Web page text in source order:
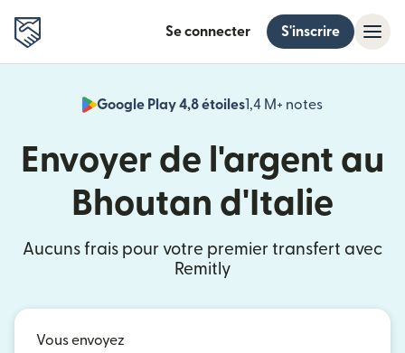
Se connecter S'inscrire
Google Play 4,8 étoiles1,4 M+ notes
Envoyer de l'argent au
Bhoutan d'Italie
Aucuns frais pour votre premier transfert avec
Remitly
Vous envoyez